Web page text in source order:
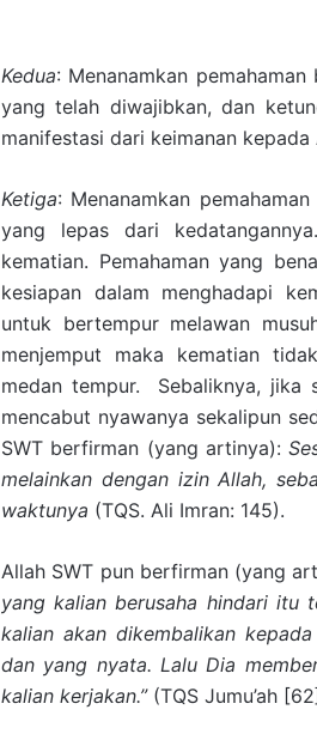
Kedua: Menanamkan
yang telah diwajibkan, dan
manifestasi dari keimanan
Ketiga: Menanamkan
yang lepas dari
kematian. Pemahaman yang
kesiapan dalam menghadapi
untuk bertempur melawan
menjemput maka kematian
medan tempur. Sebaliknya, jika
mencabut nyawanya sekalipun
SWT berfirman (yang artinya):
melainkan dengan izin Allah,
waktunya (TQS. Ali Imran: 145).
Allah SWT pun berfirman (yang
yang kalian berusaha hindari itu
kalian akan dikembalikan
dan yang nyata. Lalu Dia
kalian kerjakan.”(TQS Jumu’ah